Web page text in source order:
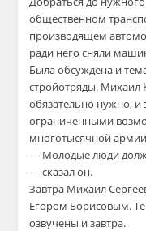
общественном
производящем
ради него сняли
Была обсуждена и
стройотряды. Михаил
обязательно нужно,
ограниченными
многотысячной
— Молодые люди
— сказал он.
Завтра Михаил
Егором Борисовым.
озвучены и завтра.